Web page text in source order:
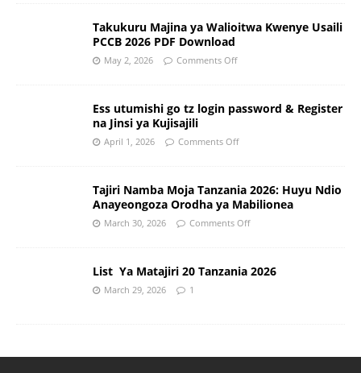
Takukuru Majina ya Walioitwa Kwenye Usaili
PCCB 2026 PDF Download
May 2, 2026 Comments Off
Ess utumishi go tz login password & Register
na Jinsi ya Kujisajili
April 1, 2026 Comments Off
Tajiri Namba Moja Tanzania 2026: Huyu Ndio
Anayeongoza Orodha ya Mabilionea
March 30, 2026 Comments Off
List Ya Matajiri 20 Tanzania 2026
March 29, 2026 1